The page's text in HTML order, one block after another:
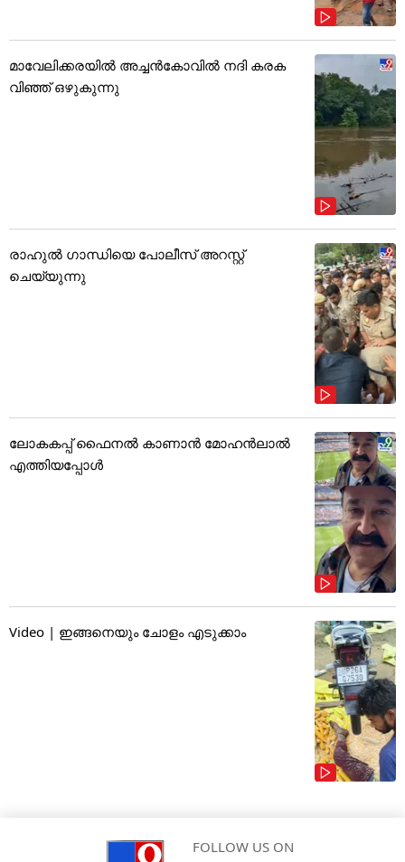
മാവേലിക്കരയിൽ അച്ചൻകോവിൽ നദി കരക
വിഞ്ഞ് ഒഴുകുന്നു
രാഹുൽ ഗാന്ധിയെ പോലീസ് അറസ്റ്റ്
ചെയ്യുന്നു
ലോകകപ്പ് ഫൈനൽ കാണാൻ മോഹൻലാൽ
എത്തിയപ്പോൾ
Video | ഇങ്ങനെയും ചോളം എടുക്കാം
FOLLOW US ON